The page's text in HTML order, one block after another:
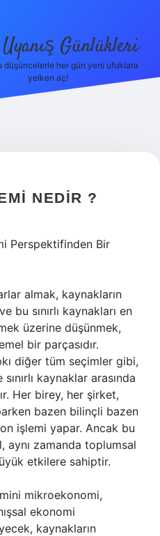
Günlükleri
düşüncelerle her gün yeni ufuklara
yelken aç!
NEDIR ?
Perspektifinden Bir
almak, kaynakların
bu sınırlı kaynakları en
üzerine düşünmek,
bir parçasıdır.
diğer tüm seçimler gibi,
kaynaklar arasında
Her birey, her şirket,
bazen bilinçli bazen
işlemi yapar. Ancak bu
aynı zamanda toplumsal
etkilere sahiptir.
mikroekonomi,
ekonomi
kaynakların